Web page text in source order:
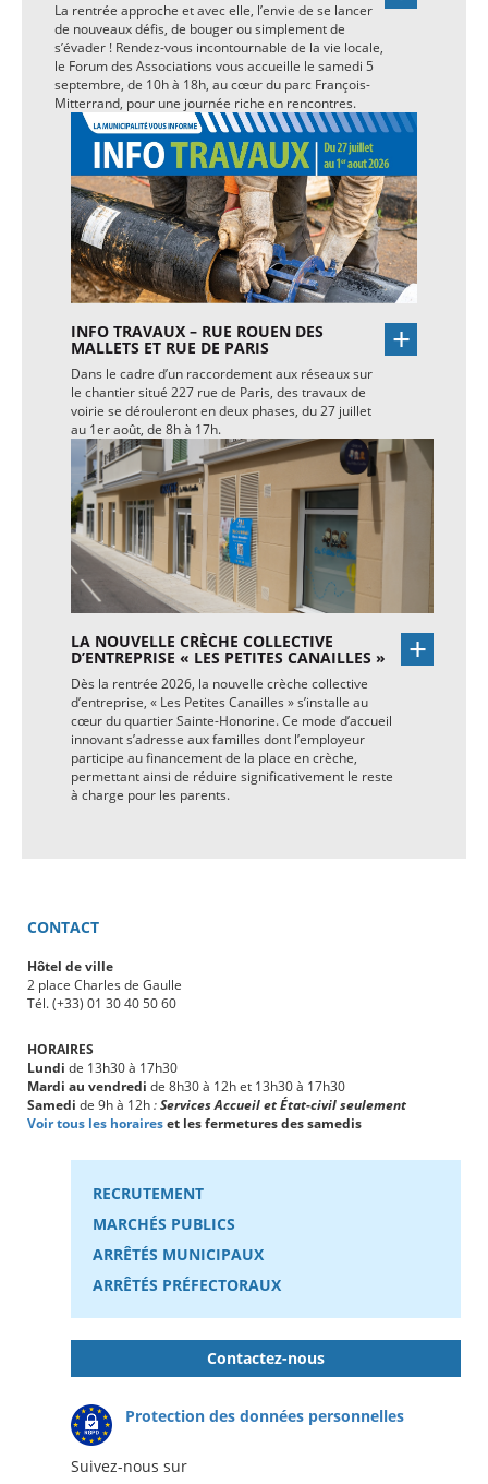
La rentrée approche et avec elle, l’envie de se lancer
de nouveaux défis, de bouger ou simplement de
s’évader ! Rendez-vous incontournable de la vie locale,
le Forum des Associations vous accueille le samedi 5
septembre, de 10h à 18h, au cœur du parc François-
Mitterrand, pour une journée riche en rencontres.
INFO TRAVAUX – RUE ROUEN DES
MALLETS ET RUE DE PARIS
Dans le cadre d’un raccordement aux réseaux sur
le chantier situé 227 rue de Paris, des travaux de
voirie se dérouleront en deux phases, du 27 juillet
au 1er août, de 8h à 17h.
LA NOUVELLE CRÈCHE COLLECTIVE
D’ENTREPRISE « LES PETITES CANAILLES »
Dès la rentrée 2026, la nouvelle crèche collective
d’entreprise, « Les Petites Canailles » s’installe au
cœur du quartier Sainte-Honorine. Ce mode d’accueil
innovant s’adresse aux familles dont l’employeur
participe au financement de la place en crèche,
permettant ainsi de réduire significativement le reste
à charge pour les parents.
CONTACT
Hôtel de ville
2 place Charles de Gaulle
Tél. (+33) 01 30 40 50 60
HORAIRES
Lundi de 13h30 à 17h30
Mardi au vendredi de 8h30 à 12h et 13h30 à 17h30
Samedi de 9h à 12h:Services Accueil et État-civil seulement
Voir tous les horaireset les fermetures des samedis
RECRUTEMENT
MARCHÉS PUBLICS
ARRÊTÉS MUNICIPAUX
ARRÊTÉS PRÉFECTORAUX
Contactez-nous
Protection des données personnelles
Suivez-nous sur